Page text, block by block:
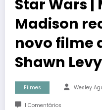
Star Wars |
Madison
novo filme
Shawn Levy
Filmes Wesley
1 Comentários